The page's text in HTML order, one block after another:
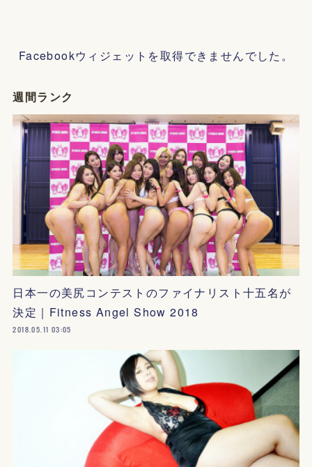
Facebookウィジェットを取得できませんでした。
週間ランク
日本一の美尻コンテストのファイナリスト十五名が
決定｜Fitness Angel Show 2018
2018.05.11 03:05